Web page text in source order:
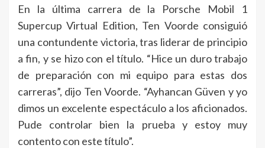
En la última carrera de la Porsche Mobil 1
Supercup Virtual Edition, Ten Voorde consiguió
una contundente victoria, tras liderar de principio
a fin, y se hizo con el título. “Hice un duro trabajo
de preparación con mi equipo para estas dos
carreras”, dijo Ten Voorde. “Ayhancan Güven y yo
dimos un excelente espectáculo a los aficionados.
Pude controlar bien la prueba y estoy muy
contento con este título”.